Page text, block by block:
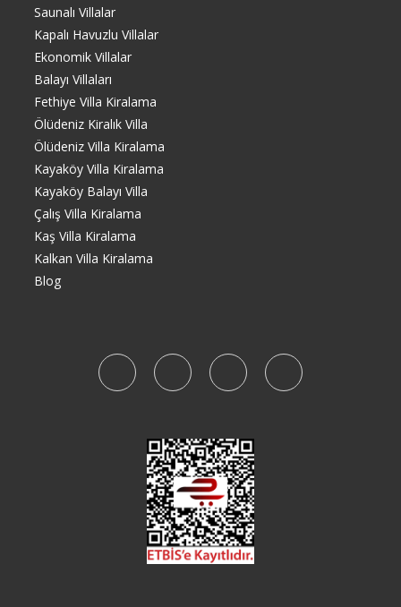
Saunalı Villalar
Kapalı Havuzlu Villalar
Ekonomik Villalar
Balayı Villaları
Fethiye Villa Kiralama
Ölüdeniz Kiralık Villa
Ölüdeniz Villa Kiralama
Kayaköy Villa Kiralama
Kayaköy Balayı Villa
Çalış Villa Kiralama
Kaş Villa Kiralama
Kalkan Villa Kiralama
Blog